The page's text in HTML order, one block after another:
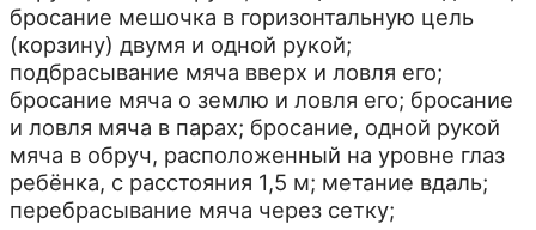
бросание мешочка в горизонтальную цель
(корзину) двумя и одной рукой;
подбрасывание мяча вверх и ловля его;
бросание мяча о землю и ловля его; бросание
и ловля мяча в парах; бросание, одной рукой
мяча в обруч, расположенный на уровне глаз
ребёнка, с расстояния 1,5 м; метание вдаль;
перебрасывание мяча через сетку;